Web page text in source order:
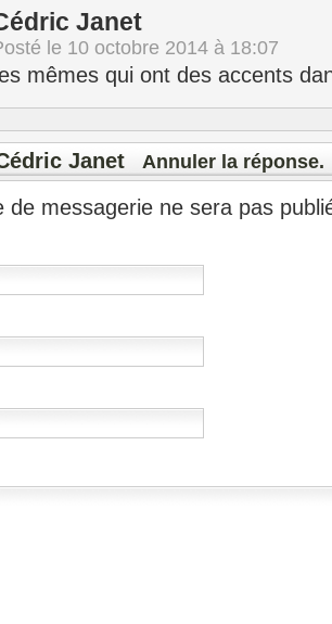
Janet
le 10 octobre 2014 à 18:07
mêmes qui ont des accents
Janet Annuler la réponse.
de messagerie ne sera pas